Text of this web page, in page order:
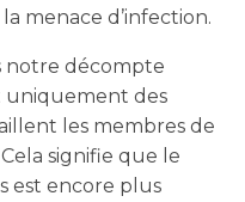
menace d’infection.
notre décompte
uniquement des
les membres de
signifie que le
est encore plus